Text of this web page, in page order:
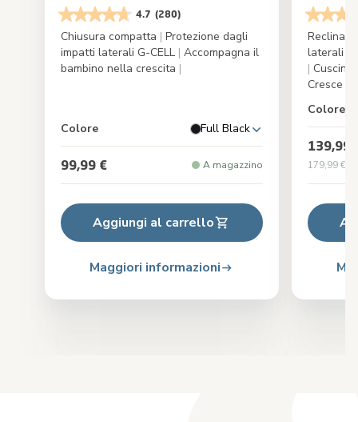
4.7 (280)
Chiusura compatta | Protezione dagli
impatti laterali G-CELL | Accompagna il
bambino nella crescita |
Colore Full Black
99,99 € A magazzino
Aggiungi al carrello
Maggiori informazioni
laterali
| Cuscini
Cresce
Colore
139,99
179,99 €